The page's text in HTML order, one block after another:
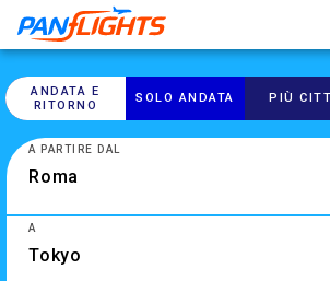
ANDATA E
RITORNO
SOLO ANDATA PIÙ
A PARTIRE DAL
A